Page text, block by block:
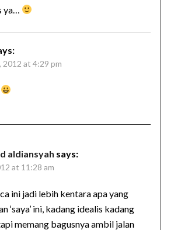
ya…
2012 at 4:29 pm
aldiansyah says:
at 11:28 am
ini jadi lebih kentara apa yang
‘saya’ ini, kadang idealis kadang
memang bagusnya ambil jalan